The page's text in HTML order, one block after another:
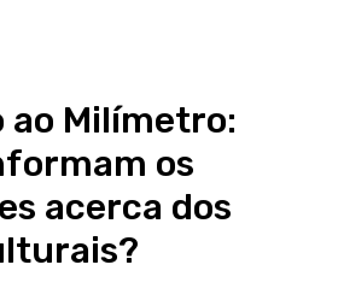
Milímetro:
os
acerca dos